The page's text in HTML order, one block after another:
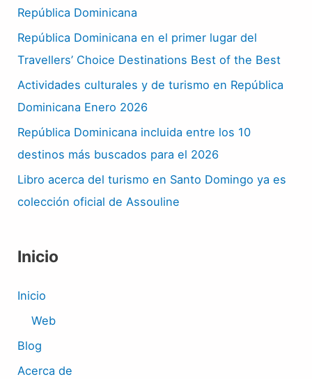
República Dominicana
República Dominicana en el primer lugar del
Travellers’ Choice Destinations Best of the Best
Actividades culturales y de turismo en República
Dominicana Enero 2026
República Dominicana incluida entre los 10
destinos más buscados para el 2026
Libro acerca del turismo en Santo Domingo ya es
colección oficial de Assouline
Inicio
Inicio
Web
Blog
Acerca de